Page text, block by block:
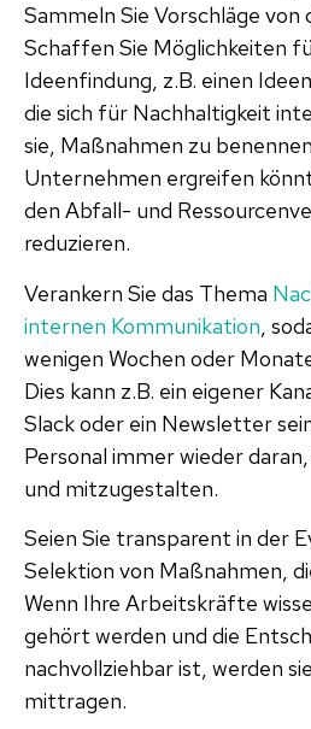
Sammeln Sie Vorschläge
Schaffen Sie Möglichkeiten
Ideenfindung, z.B. einen
die sich für Nachhaltigkeit
sie, Maßnahmen zu
Unternehmen ergreifen
den Abfall- und
reduzieren.
Verankern Sie das Thema
internen Kommunikation,
wenigen Wochen oder
Dies kann z.B. ein eigener
Slack oder ein Newsletter
Personal immer wieder
und mitzugestalten.
Seien Sie transparent in der
Selektion von Maßnahmen,
Wenn Ihre Arbeitskräfte
gehört werden und die
nachvollziehbar ist, werden
mittragen.